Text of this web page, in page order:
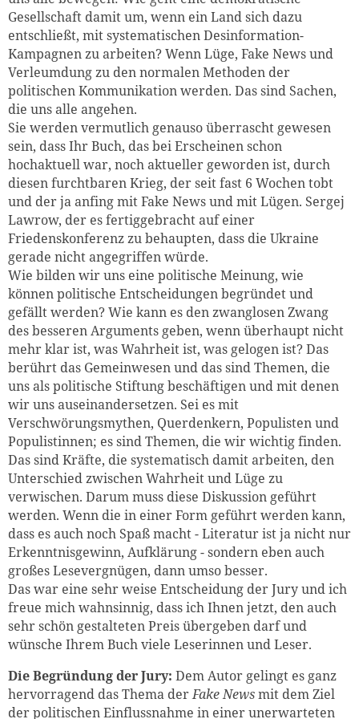
Gesellschaft damit um, wenn ein Land sich dazu
entschließt, mit systematischen Desinformation-
Kampagnen zu arbeiten? Wenn Lüge, Fake News und
Verleumdung zu den normalen Methoden der
politischen Kommunikation werden. Das sind Sachen,
die uns alle angehen.
Sie werden vermutlich genauso überrascht gewesen
sein, dass Ihr Buch, das bei Erscheinen schon
hochaktuell war, noch aktueller geworden ist, durch
diesen furchtbaren Krieg, der seit fast 6 Wochen tobt
und der ja anfing mit Fake News und mit Lügen. Sergej
Lawrow, der es fertiggebracht auf einer
Friedenskonferenz zu behaupten, dass die Ukraine
gerade nicht angegriffen würde.
Wie bilden wir uns eine politische Meinung, wie
können politische Entscheidungen begründet und
gefällt werden? Wie kann es den zwanglosen Zwang
des besseren Arguments geben, wenn überhaupt nicht
mehr klar ist, was Wahrheit ist, was gelogen ist? Das
berührt das Gemeinwesen und das sind Themen, die
uns als politische Stiftung beschäftigen und mit denen
wir uns auseinandersetzen. Sei es mit
Verschwörungsmythen, Querdenkern, Populisten und
Populistinnen; es sind Themen, die wir wichtig finden.
Das sind Kräfte, die systematisch damit arbeiten, den
Unterschied zwischen Wahrheit und Lüge zu
verwischen. Darum muss diese Diskussion geführt
werden. Wenn die in einer Form geführt werden kann,
dass es auch noch Spaß macht - Literatur ist ja nicht nur
Erkenntnisgewinn, Aufklärung - sondern eben auch
großes Lesevergnügen, dann umso besser.
Das war eine sehr weise Entscheidung der Jury und ich
freue mich wahnsinnig, dass ich Ihnen jetzt, den auch
sehr schön gestalteten Preis übergeben darf und
wünsche Ihrem Buch viele Leserinnen und Leser.
Die Begründung der Jury: Dem Autor gelingt es ganz
hervorragend das Thema derFake Newsmit dem Ziel
der politischen Einflussnahme in einer unerwarteten